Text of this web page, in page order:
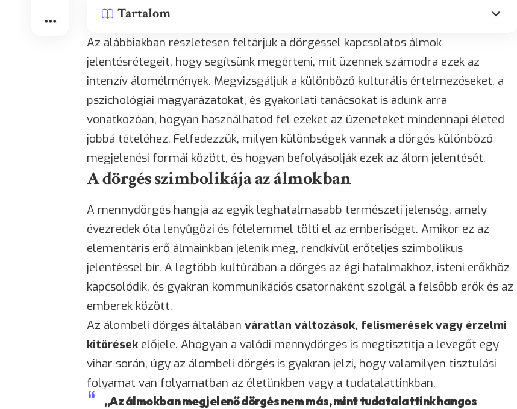
Tartalom
Az alábbiakban részletesen feltárjuk a dörgéssel kapcsolatos álmok
jelentésrétegeit, hogy segítsünk megérteni, mit üzennek számodra ezek az
intenzív álomélmények. Megvizsgáljuk a különböző kulturális értelmezéseket, a
pszichológiai magyarázatokat, és gyakorlati tanácsokat is adunk arra
vonatkozóan, hogyan használhatod fel ezeket az üzeneteket mindennapi életed
jobbá tételéhez. Felfedezzük, milyen különbségek vannak a dörgés különböző
megjelenési formái között, és hogyan befolyásolják ezek az álom jelentését.
A dörgés szimbolikája az álmokban
A mennydörgés hangja az egyik leghatalmasabb természeti jelenség, amely
évezredek óta lenyűgözi és félelemmel tölti el az emberiséget. Amikor ez az
elementáris erő álmainkban jelenik meg, rendkívül erőteljes szimbolikus
jelentéssel bír. A legtöbb kultúrában a dörgés az égi hatalmakhoz, isteni erőkhöz
kapcsolódik, és gyakran kommunikációs csatornaként szolgál a felsőbb erők és az
emberek között.
Az álombeli dörgés általában váratlan változások, felismerések vagy érzelmi
kitörésekelőjele. Ahogyan a valódi mennydörgés is megtisztítja a levegőt egy
vihar során, úgy az álombeli dörgés is gyakran jelzi, hogy valamilyen tisztulási
folyamat van folyamatban az életünkben vagy a tudatalattinkban.
„Az álmokban megjelenő dörgés nem más, mint tudatalattink hangos